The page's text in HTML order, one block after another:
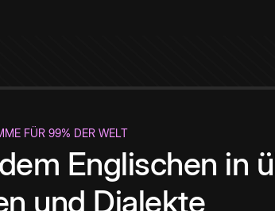
FÜR 99% DER WELT
Englischen in
und Dialekte